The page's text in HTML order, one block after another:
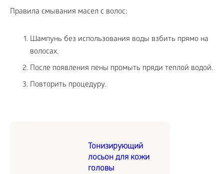
Правила смывания масел с волос:
Шампунь без использования воды взбить прямо на
волосах.
После появления пены промыть пряди теплой водой.
Повторить процедуру.
Тонизирующий
лосьон для кожи
головы